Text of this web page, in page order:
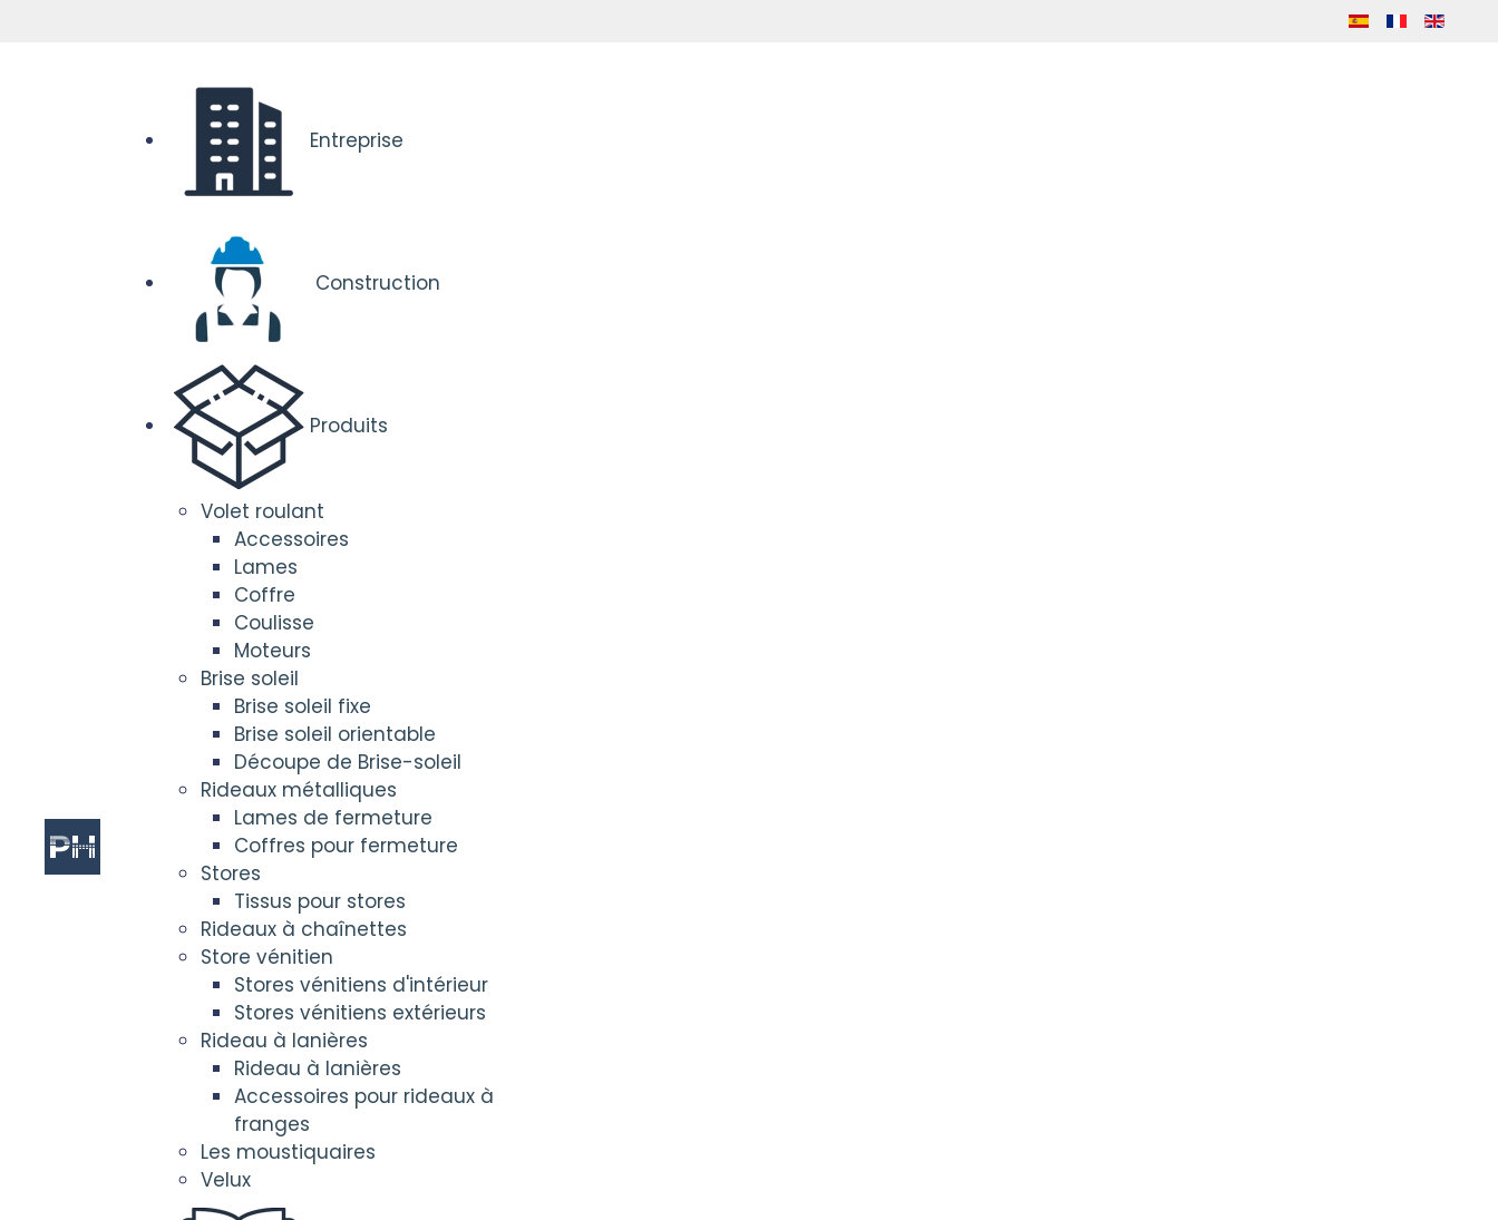
Entreprise
Construction
Produits
Volet roulant
Accessoires
Lames
Coffre
Coulisse
Moteurs
Brise soleil
Brise soleil fixe
Brise soleil orientable
Découpe de Brise-soleil
Rideaux métalliques
Lames de fermeture
Coffres pour fermeture
Stores
Tissus pour stores
Rideaux à chaînettes
Store vénitien
Stores vénitiens d'intérieur
Stores vénitiens extérieurs
Rideau à lanières
Rideau à lanières
Accessoires pour rideaux à
franges
Les moustiquaires
Velux